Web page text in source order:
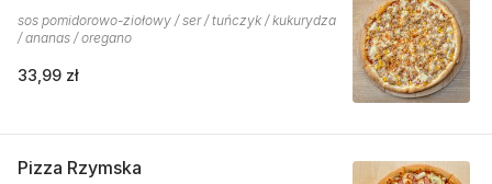
sos pomidorowo-ziołowy / ser / tuńczyk / kukurydza
/ ananas / oregano
33,99 zł
Pizza Rzymska